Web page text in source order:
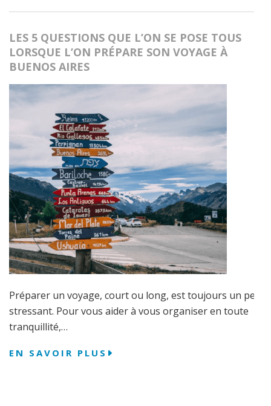
LES 5 QUESTIONS QUE L’ON SE POSE TOUS
LORSQUE L’ON PRÉPARE SON VOYAGE À
BUENOS AIRES
Préparer un voyage, court ou long, est toujours un peu
stressant. Pour vous aider à vous organiser en toute
tranquillité,…
EN SAVOIR PLUS